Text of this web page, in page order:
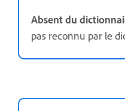
Absent du
pas reconnu par le